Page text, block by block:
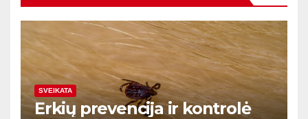
SVEIKATA
Erkių prevencija ir kontrolė